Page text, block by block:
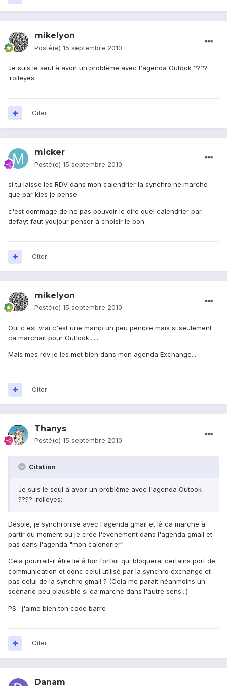
mikelyon
Posté(e) 15 septembre 2010
Je suis le seul à avoir un problème avec l'agenda Outook ????
:rolleyes:
Citer
micker
Posté(e) 15 septembre 2010
si tu laisse les RDV dans mon calendrier la synchro ne marche
que par kies je pense
c'est dommage de ne pas pouvoir le dire quel calendrier par
defayt faut youjour penser à choisir le bon
Citer
mikelyon
Posté(e) 15 septembre 2010
Oui c'est vrai c'est une manip un peu pénible mais si seulement
ca marchait pour Outlook......
Mais mes rdv je les met bien dans mon agenda Exchange...
Citer
Thanys
Posté(e) 15 septembre 2010
Citation
Je suis le seul à avoir un problème avec l'agenda Outook
???? :rolleyes:
Désolé, je synchronise avec l'agenda gmail et là ca marche à
partir du moment où je crée l'evenement dans l'agenda gmail et
pas dans l'agenda "mon calendrier".
Cela pourrait-il être lié à ton forfait qui bloquerai certains port de
communication et donc celui utilisé par la synchro exchange et
pas celui de la synchro gmail ? (Cela me parait néanmoins un
scénario peu plausible si ca marche dans l'autre sens...)
PS : j'aime bien ton code barre
Citer
Danam